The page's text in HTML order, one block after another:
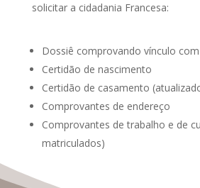
solicitar a cidadania Francesa:
Dossiê comprovando vínculo
Certidão de nascimento
Certidão de casamento
Comprovantes de endereço
Comprovantes de trabalho e de
matriculados)